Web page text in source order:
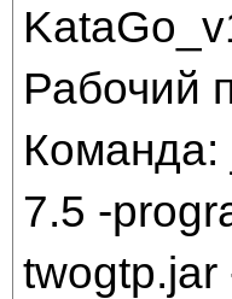
Рабочий
Команда:
7.5 -
twogtp.jar